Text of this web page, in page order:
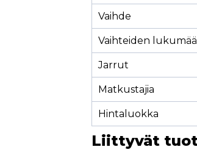
Vaihde
Vaihteiden
Jarrut
Matkustajia
Hintaluokka
Liittyvät